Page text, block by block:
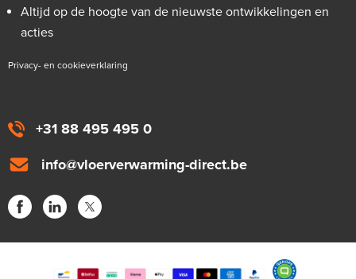
+31 88 495 495 0
info@vloerverwarming-direct.be
Altijd op de hoogte van de nieuwste ontwikkelingen en
acties
Privacy- en cookieverklaring